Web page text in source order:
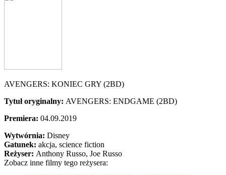
AVENGERS: KONIEC GRY (2BD)
Tytuł oryginalny: AVENGERS: ENDGAME (2BD)
Premiera: 04.09.2019
Wytwórnia: Disney
Gatunek: akcja, science fiction
Reżyser: Anthony Russo, Joe Russo
Zobacz inne filmy tego reżysera: